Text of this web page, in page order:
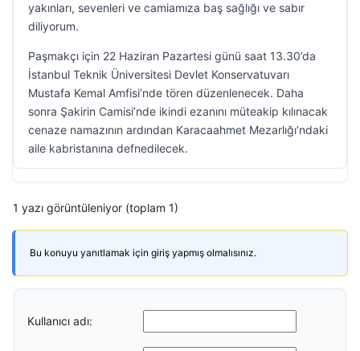
yakınları, sevenleri ve camiamıza baş sağlığı ve sabır
diliyorum.
Paşmakçı için 22 Haziran Pazartesi günü saat 13.30’da
İstanbul Teknik Üniversitesi Devlet Konservatuvarı
Mustafa Kemal Amfisi’nde tören düzenlenecek. Daha
sonra Şakirin Camisi’nde ikindi ezanını müteakip kılınacak
cenaze namazının ardından Karacaahmet Mezarlığı’ndaki
aile kabristanına defnedilecek.
1 yazı görüntüleniyor (toplam 1)
Bu konuyu yanıtlamak için giriş yapmış olmalısınız.
Kullanıcı adı: